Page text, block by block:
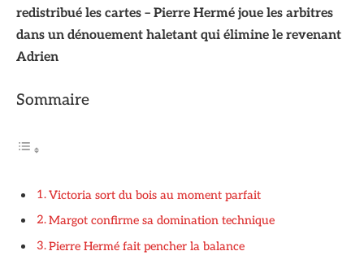
redistribué les cartes – Pierre Hermé joue les arbitres
dans un dénouement haletant qui élimine le revenant
Adrien
Sommaire
Victoria sort du bois au moment parfait
Margot confirme sa domination technique
Pierre Hermé fait pencher la balance